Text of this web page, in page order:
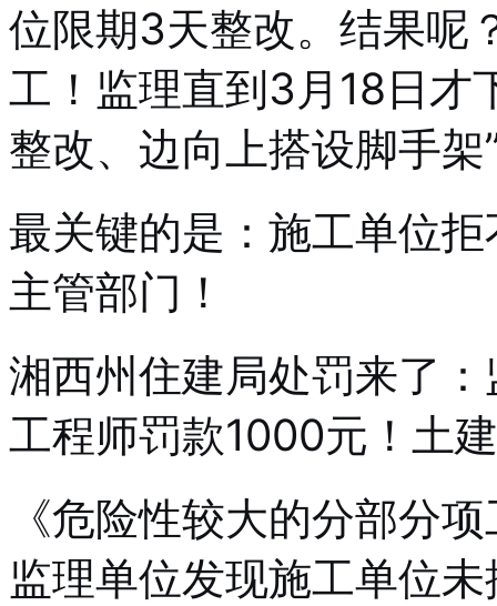
位限期3天整改。结果呢
工！监理直到3月18日才
整改、边向上搭设脚手架
最关键的是：施工单位
主管部门！
湘西州住建局处罚来了
工程师罚款1000元！土
《危险性较大的分部分
监理单位发现施工单位